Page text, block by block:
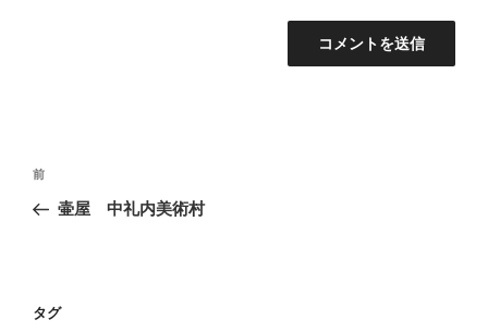
投
ナ
ー
前
の
前
壷屋 中礼内美術村
タグ